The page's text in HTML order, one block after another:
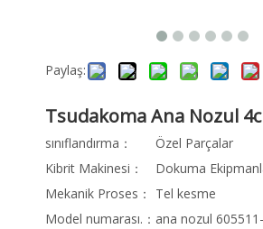
Paylaş:
Tsudakoma Ana Nozul
sınıflandırma：
Özel Parçalar
Kibrit Makinesi：
Dokuma
Mekanik Proses：
Tel kesme
Model numarası.： ana nozul